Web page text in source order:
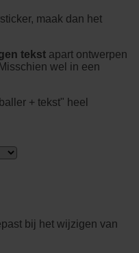
maak dan het
tekst apart ontwerpen
wel in een
+ tekst" heel
bij het wijzigen van